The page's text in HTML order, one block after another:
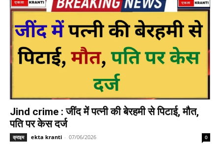
Jind crime : जींद में पत्नी की बेरहमी से पिटाई, मौत,
पति पर केस दर्ज
क्राइम ekta kranti - 07/06/2026 0